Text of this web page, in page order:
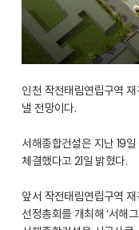
인천 작전태림연립구역
낼 전망이다.
서해종합건설은 지난 19
체결했다고 21일 밝혔다.
앞서 작전태림연립구역
선정총회를 개최해 ‘서해